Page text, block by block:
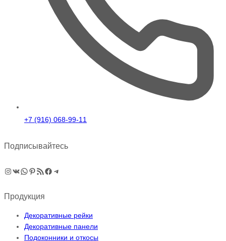
+7 (916) 068-99-11
Подписывайтесь
Instagram
ВКонтакте
WhatsApp
Pinterest
RSS-рассылка
Facebook
Telegram
Продукция
Декоративные рейки
Декоративные панели
Подоконники и откосы